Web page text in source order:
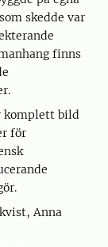
skedde var
finns
komplett bild
för
Anna